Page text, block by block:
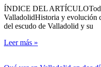
ÍNDICE DEL
ValladolidHistoria y evolución
del escudo de Valladolid y su
Leer más »